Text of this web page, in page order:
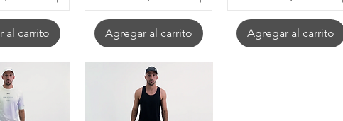
al carrito Agregar al carrito Agregar al carrito